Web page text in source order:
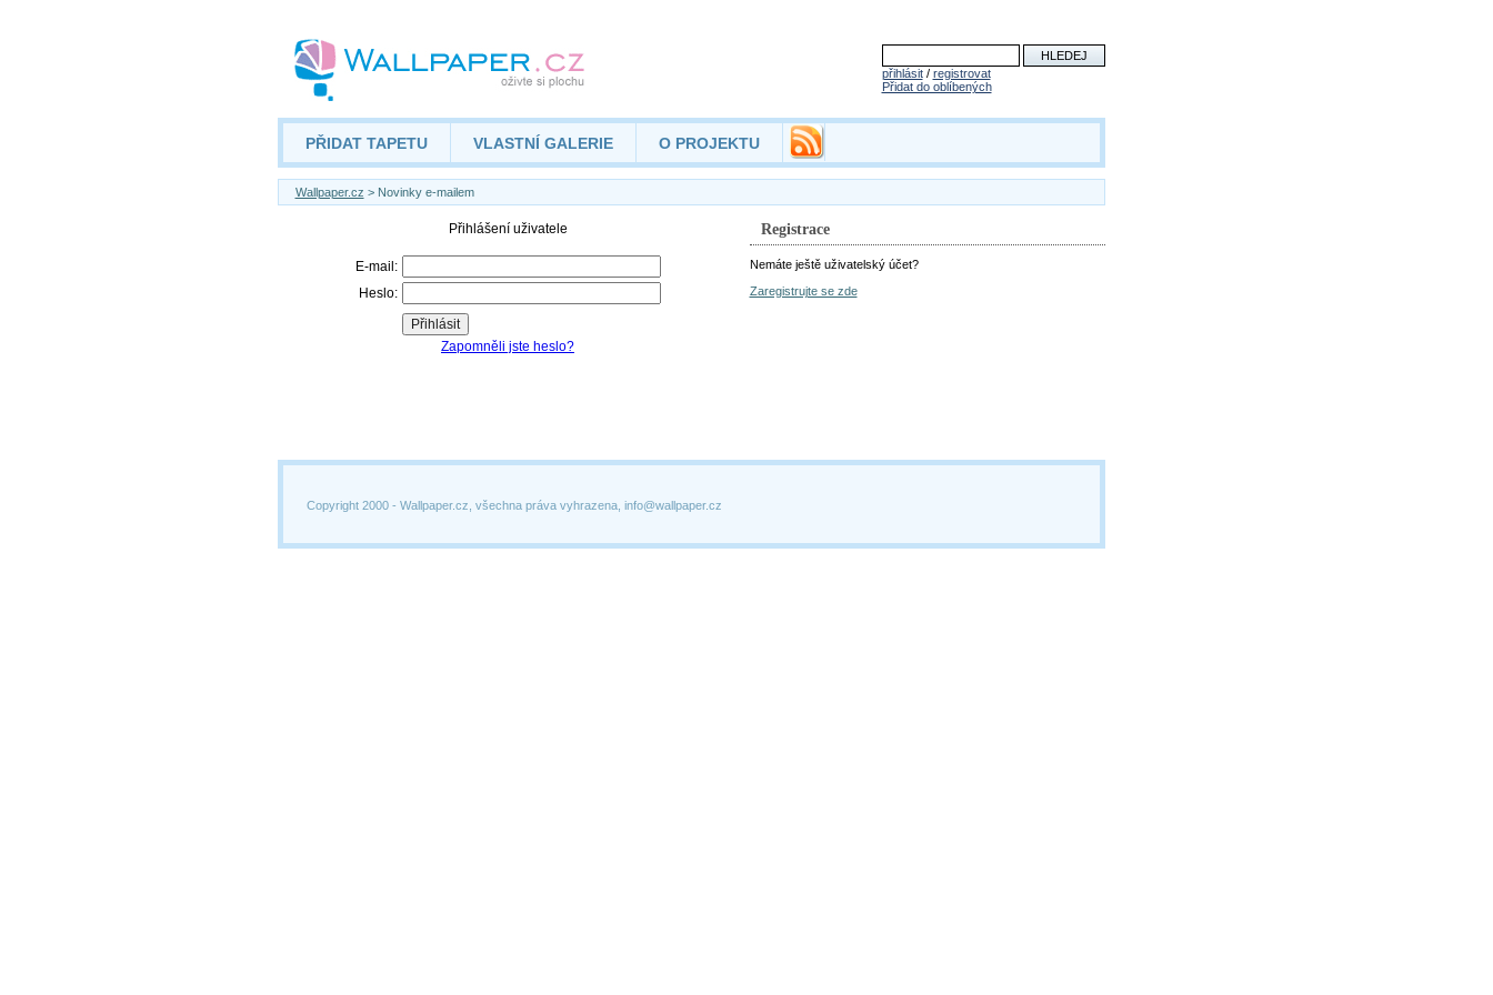
přihlásit/ registrovat
Přidat do oblíbených
PŘIDAT TAPETU VLASTNÍ GALERIE O PROJEKTU
Wallpaper.cz > Novinky e-mailem
Registrace
Nemáte ještě uživatelský účet?
Zaregistrujte se zde
Copyright 2000 - Wallpaper.cz, všechna práva vyhrazena, info@wallpaper.cz